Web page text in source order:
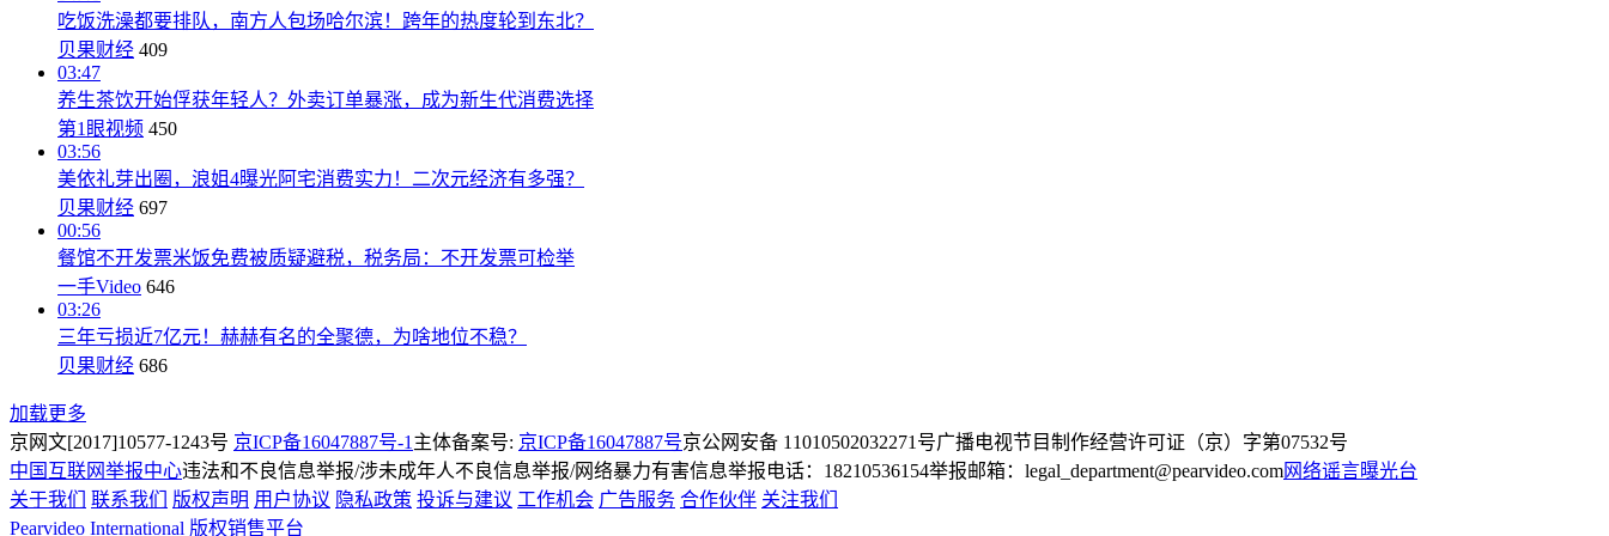
吃饭洗澡都要排队，南方人包场哈尔滨！跨年的热度轮到东北？
贝果财经 409
03:47
养生茶饮开始俘获年轻人？外卖订单暴涨，成为新生代消费选择
第1眼视频 450
03:56
美依礼芽出圈，浪姐4曝光阿宅消费实力！二次元经济有多强？
贝果财经 697
00:56
餐馆不开发票米饭免费被质疑避税，税务局：不开发票可检举
一手Video 646
03:26
三年亏损近7亿元！赫赫有名的全聚德，为啥地位不稳？
贝果财经 686
加载更多
京网文[2017]10577-1243号 京ICP备16047887号-1 主体备案号: 京ICP备16047887号京公网安备 11010502032271号广播电视节目制作经营许可证（京）字第07532号
中国互联网举报中心违法和不良信息举报/涉未成年人不良信息举报/网络暴力有害信息举报电话：18210536154举报邮箱：legal_department@pearvideo.com网络谣言曝光台
关于我们
联系我们 版权声明 用户协议 隐私政策 投诉与建议 工作机会 广告服务 合作伙伴 关注我们
Pearvideo International 版权销售平台